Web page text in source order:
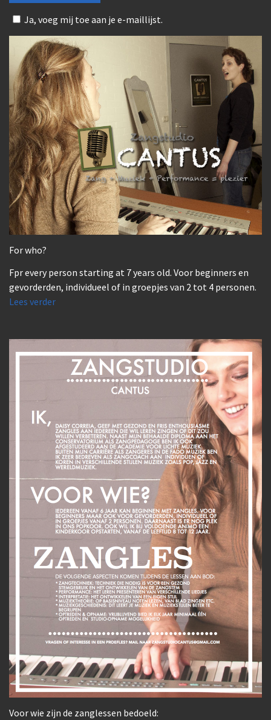
Ja, voeg mij toe aan je e-maillijst.
For who?
Fpr every person starting at 7 years old. Voor beginners en
gevorderden, individueel of in groepjes van 2 tot 4 personen.
Lees verder
Voor wie zijn de zanglessen bedoeld: